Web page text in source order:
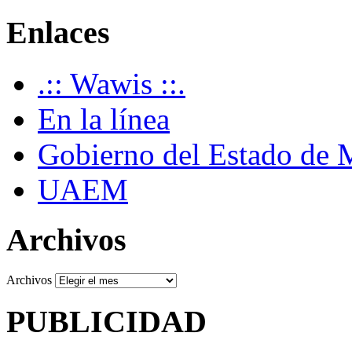
Enlaces
.:: Wawis ::.
En la línea
Gobierno del Estado de
UAEM
Archivos
Archivos
PUBLICIDAD